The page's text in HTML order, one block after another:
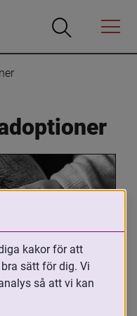
Öppna
Öppna
Menyn
med
kakor för att
sätt för dig. Vi
så att vi kan